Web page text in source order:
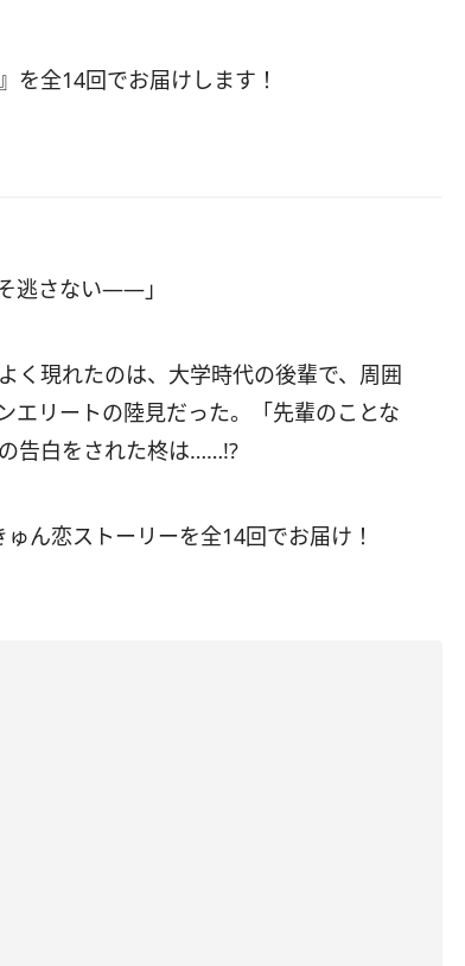
を全14回でお届けします！
逃さない――」
く現れたのは、大学時代の後輩で、周囲
エリートの陸見だった。「先輩のことな
告白をされた柊は……!?
ん恋ストーリーを全14回でお届け！